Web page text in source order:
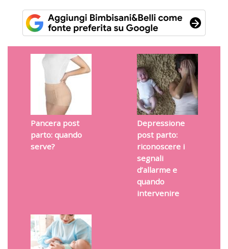
Pancera post
parto: quando
serve?
Depressione
post parto:
riconoscere i
segnali
d’allarme e
quando
intervenire